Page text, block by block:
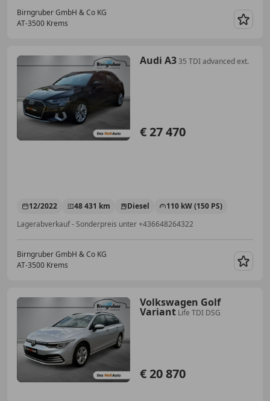
Birngruber GmbH & Co KG
AT-3500 Krems
Audi A335 TDI advanced ext.
€ 27 470
12/2022 48 431 km Diesel
110 kW (150 PS)
Lagerabverkauf - Sonderpreis unter +436648264322
Birngruber GmbH & Co KG
AT-3500 Krems
Volkswagen Golf
Variant Life TDI DSG
€ 20 870